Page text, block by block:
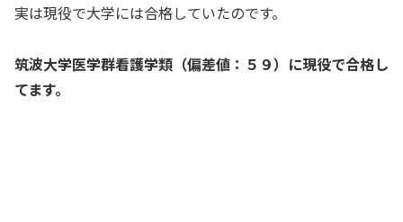
実は現役で大学には合格していたのです。
筑波大学医学群看護学類（偏差値：５９）に現役で合格し
てます。